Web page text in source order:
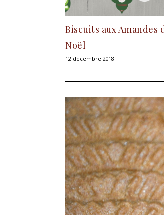
Biscuits aux Amandes
Noël
12 décembre 2018